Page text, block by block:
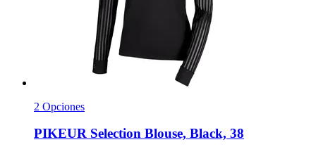
2 Opciones
PIKEUR Selection Blouse, Black, 38